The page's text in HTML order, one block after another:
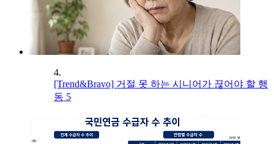
4.
[Trend&Bravo] 거절 못 하는 시니어가 끊어야 할 행
동 5